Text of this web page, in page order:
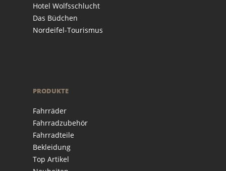
Hotel Wolfsschlucht
Das Büdchen
Nordeifel-Tourismus
PRODUKTE
Fahrräder
Fahrradzubehör
Fahrradteile
Bekleidung
Top Artikel